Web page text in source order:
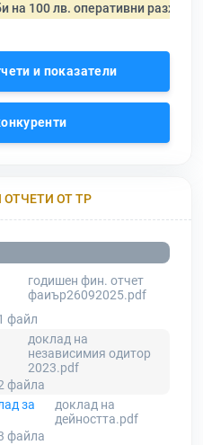
на 100 лв. оперативни разходи
и показатели
ОТ ТР
годишен фин. отчет
фаиър26092025.pdf
файл
доклад на
независимия одитор
2023.pdf
файла
за
доклад на
дейността.pdf
файла